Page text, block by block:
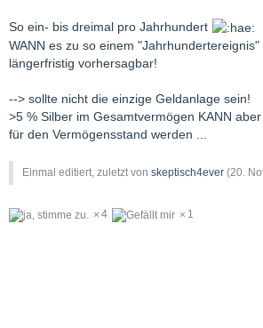
So ein- bis dreimal pro Jahrhundert
WANN es zu so einem
längerfristig vorhersagbar!
--> sollte nicht die einzige Geldanlage sein!
>5 % Silber im Gesamtvermögen KANN
für den Vermögensstand werden ...
Einmal editiert, zuletzt von skeptisch4ever (20.
4 1